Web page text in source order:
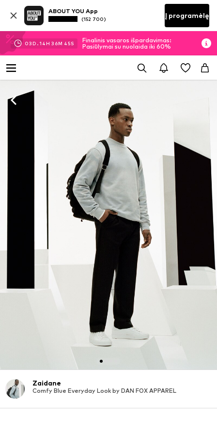
ABOUT YOU App
(152 700) Į programėlę
03D.14H 36M 45S
Finalinis vasaros išpardavimas:
Pasiūlymai su nuolaida iki 60%
Zaidane
Comfy Blue Everyday Look by DAN FOX APPAREL